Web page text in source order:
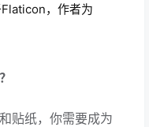
，作者为
贴纸，你需要成为